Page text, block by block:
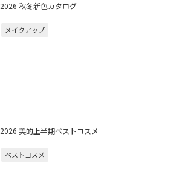
2026 秋冬新色カタログ
メイクアップ
2026 美的上半期ベストコスメ
ベストコスメ